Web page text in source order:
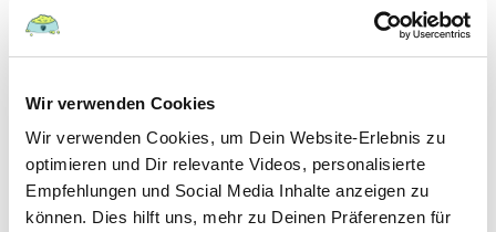
Wir verwenden Cookies
Wir verwenden Cookies, um Dein Website-Erlebnis zu
optimieren und Dir relevante Videos, personalisierte
Empfehlungen und Social Media Inhalte anzeigen zu
können. Dies hilft uns, mehr zu Deinen Präferenzen für
Hunde
22 August 2022
Hundefutter und Wasser im Urlaub: Worauf sollte
besonders geachtet werden?
Hunde